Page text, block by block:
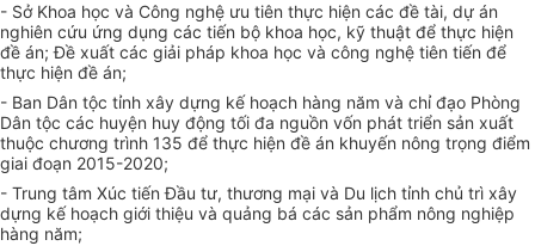
- Sở Khoa học và Công nghệ ưu tiên thực hiện các đề tài, dự án
nghiên cứu ứng dụng các tiến bộ khoa học, kỹ thuật để thực hiện
đề án; Đề xuất các giải pháp khoa học và công nghệ tiên tiến để
thực hiện đề án;
- Ban Dân tộc tỉnh xây dựng kế hoạch hàng năm và chỉ đạo Phòng
Dân tộc các huyện huy động tối đa nguồn vốn phát triển sản xuất
thuộc chương trình 135 để thực hiện đề án khuyến nông trọng điểm
giai đoạn 2015-2020;
- Trung tâm Xúc tiến Đầu tư, thương mại và Du lịch tỉnh chủ trì xây
dựng kế hoạch giới thiệu và quảng bá các sản phẩm nông nghiệp
hàng năm;